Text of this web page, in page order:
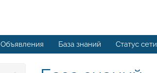
Объявления База знаний Статус сети